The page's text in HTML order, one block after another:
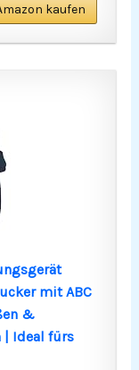
kaufen
mit ABC
&
| Ideal fürs